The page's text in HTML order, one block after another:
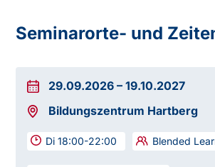
Seminarorte- und
29.09.2026 –19.10.2027
Bildungszentrum Hartberg
Di 18:00-22:00 Blended